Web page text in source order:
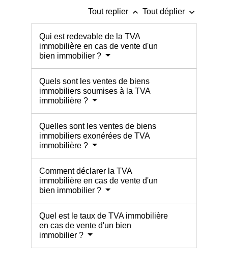
Tout replier keyboard_arrow_up Tout déplier keyboard_arrow_down
Qui est redevable de la TVA
immobilière en cas de vente d'un
bien immobilier ?
Quels sont les ventes de biens
immobiliers soumises à la TVA
immobilière ?
Quelles sont les ventes de biens
immobiliers exonérées de TVA
immobilière ?
Comment déclarer la TVA
immobilière en cas de vente d'un
bien immobilier ?
Quel est le taux de TVA immobilière
en cas de vente d'un bien
immobilier ?